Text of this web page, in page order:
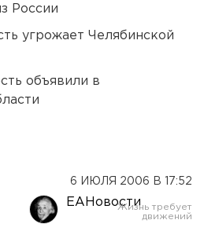
России
угрожает Челябинской
объявили в
6 ИЮЛЯ 2006 В 17:52
ЕАНовости